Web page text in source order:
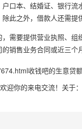
口本、结婚证、银行
此之外，借款人还需
需要提供营业执照、
销售业务合同或近三
收钱吧的生意贷
欢迎你的来电交流！关于：